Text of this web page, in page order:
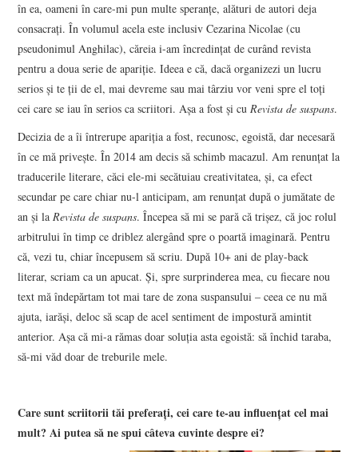
în ea, oameni în care-mi pun multe speranțe, alături de autori deja
consacrați. În volumul acela este inclusiv Cezarina Nicolae (cu
pseudonimul Anghilac), căreia i-am încredințat de curând revista
pentru a doua serie de apariție. Ideea e că, dacă organizezi un lucru
serios și te ții de el, mai devreme sau mai târziu vor veni spre el toți
cei care se iau în serios ca scriitori. Așa a fost și cuRevista de suspans.
Decizia de a îi întrerupe apariția a fost, recunosc, egoistă, dar necesară
în ce mă privește. În 2014 am decis să schimb macazul. Am renunțat la
traducerile literare, căci ele-mi secătuiau creativitatea, și, ca efect
secundar pe care chiar nu-l anticipam, am renunțat după o jumătate de
an și laRevista de suspans. Începea să mi se pară că trișez, că joc rolul
arbitrului în timp ce driblez alergând spre o poartă imaginară. Pentru
că, vezi tu, chiar începusem să scriu. După 10+ ani de play-back
literar, scriam ca un apucat. Și, spre surprinderea mea, cu fiecare nou
text mă îndepărtam tot mai tare de zona suspansului – ceea ce nu mă
ajuta, iarăși, deloc să scap de acel sentiment de impostură amintit
anterior. Așa că mi-a rămas doar soluția asta egoistă: să închid taraba,
să-mi văd doar de treburile mele.
Care sunt scriitorii tăi preferați, cei care te-au influențat cel mai
mult? Ai putea să ne spui câteva cuvinte despre ei?